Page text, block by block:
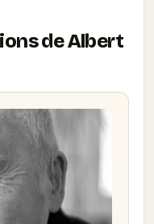
de Albert